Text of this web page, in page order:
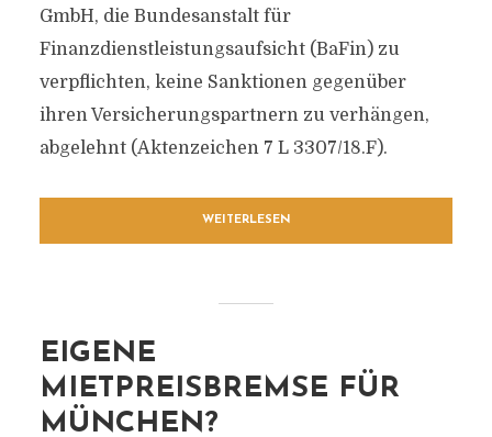
GmbH, die Bundesanstalt für
Finanzdienstleistungsaufsicht (BaFin) zu
verpflichten, keine Sanktionen gegenüber
ihren Versicherungspartnern zu verhängen,
abgelehnt (Aktenzeichen 7 L 3307/18.F).
WEITERLESEN
EIGENE
MIETPREISBREMSE FÜR
MÜNCHEN?